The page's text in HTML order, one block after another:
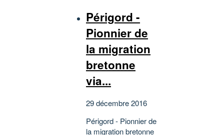
Périgord -
Pionnier de
la migration
bretonne
via...
29 décembre 2016
Périgord - Pionnier de
la migration bretonne